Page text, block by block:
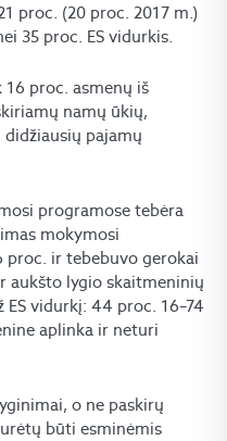
proc. (20 proc. 2017 m.)
35 proc. ES vidurkis.
proc. asmenų iš
namų ūkių,
pajamų
programose tebėra
mokymosi
proc. ir tebebuvo gerokai
aukšto lygio skaitmeninių
ES vidurkį: 44 proc. 16–74
aplinka ir neturi
o ne paskirų
būti esminėmis